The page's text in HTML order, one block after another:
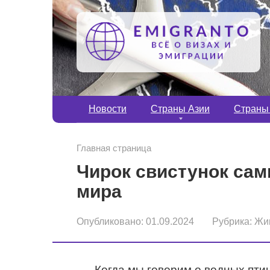
Новости Страны Азии Страны
Главная страница
Чирок свистунок
мира
Опубликовано: 01.09.2024 Рубрика: